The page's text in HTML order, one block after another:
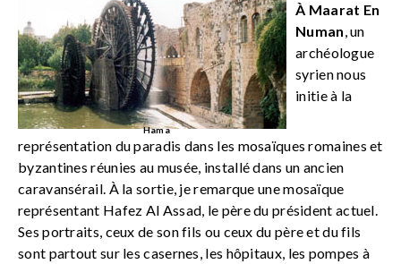
Hama
À Maarat En
Numan, un
archéologue
syrien nous
initie à la
représentation du paradis dans les mosaïques romaines et
byzantines réunies au musée, installé dans un ancien
caravansérail. À la sortie, je remarque une mosaïque
représentant Hafez Al Assad, le père du président actuel.
Ses portraits, ceux de son fils ou ceux du père et du fils
sont partout sur les casernes, les hôpitaux, les pompes à